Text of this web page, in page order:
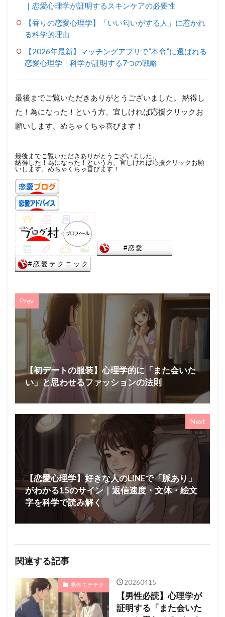
｜恋愛心理学が証明するスキンケアの必要性
【香りの恋愛心理学】「いい匂いがする人」に惹かれ
る科学的理由
【2026年最新】マッチングアプリで”本命”に選ばれる
恋愛心理学｜科学が証明する7つの戦略
最後までご覧いただきありがとうございました。 納得し
た！為になった！という方、宜しければ応援クリックお
願いします。めちゃくちゃ喜びます！
最後までご覧いただきありがとうございました。
納得した！為になった！という方、宜しければ応援クリックお願
いします。めちゃくちゃ喜びます！
Prev
【初デートの服装】心理学的に「また会いた
い」と思わせるファッションの法則
Next
【恋愛心理学】好きな人のLINEで「脈あり」
がわかる15のサイン｜返信速度・文体・絵文
字を科学で読み解く
関連する記事
男性モテテク 20260415
【男性必読】心理学が
証明する「また会いた